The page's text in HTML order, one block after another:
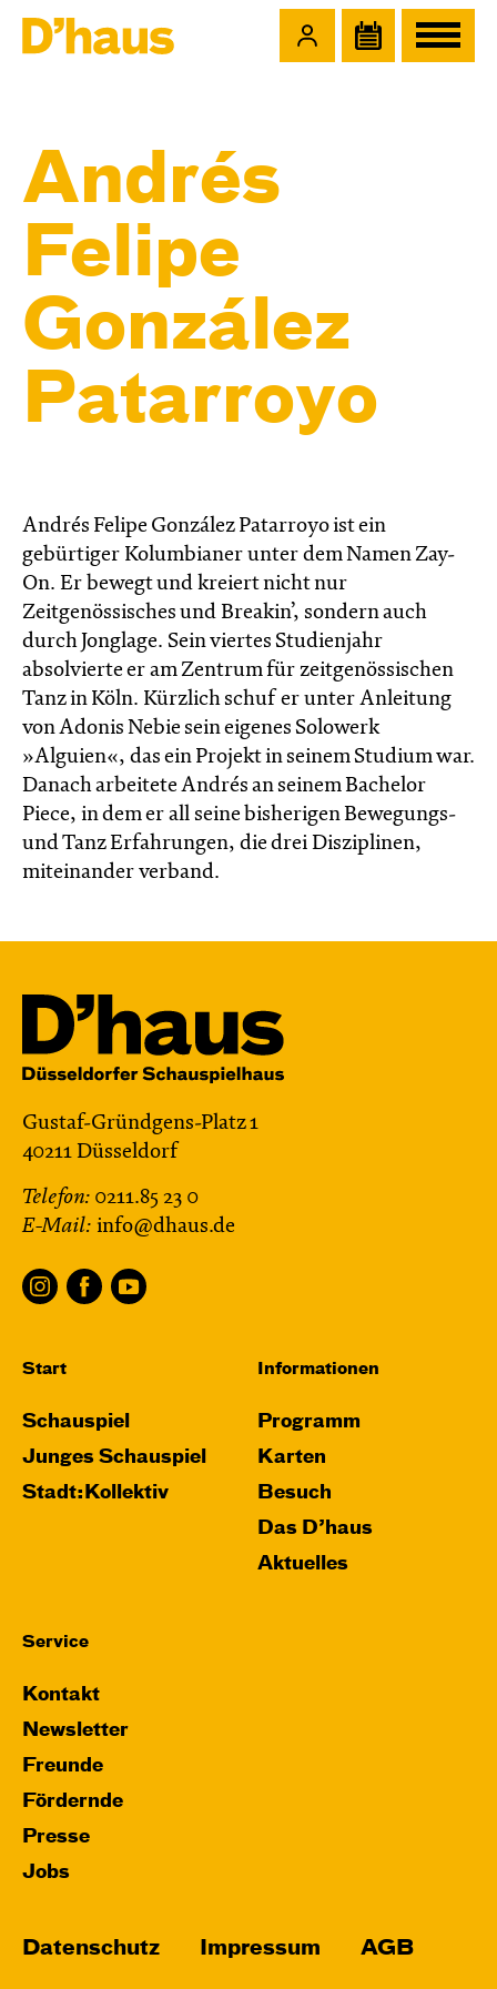
Andrés
Felipe
González
Patarroyo
Andrés Felipe González Patarroyo ist ein
gebürtiger Kolumbianer unter dem Namen Zay-
On. Er bewegt und kreiert nicht nur
Zeitgenössisches und Breakin’, sondern auch
durch Jonglage. Sein viertes Studienjahr
absolvierte er am Zentrum für zeitgenössischen
Tanz in Köln. Kürzlich schuf er unter Anleitung
von Adonis Nebie sein eigenes Solowerk
»Alguien«, das ein Projekt in seinem Studium war.
Danach arbeitete Andrés an seinem Bachelor
Piece, in dem er all seine bisherigen Bewegungs-
und Tanz Erfahrungen, die drei Disziplinen,
miteinander verband.
Gustaf-Gründgens-Platz 1
40211 Düsseldorf
Telefon: 0211.85 23 0
E-Mail: info@dhaus.de
Start
Schauspiel
Junges Schauspiel
Stadt:Kollektiv
Informationen
Programm
Karten
Besuch
Das D’haus
Aktuelles
Service
Kontakt
Newsletter
Freunde
Fördernde
Presse
Jobs
Datenschutz Impressum AGB